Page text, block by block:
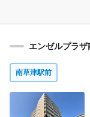
エンゼルプラ
南草津駅前